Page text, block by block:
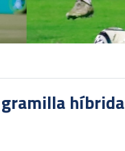
gramilla híbrida